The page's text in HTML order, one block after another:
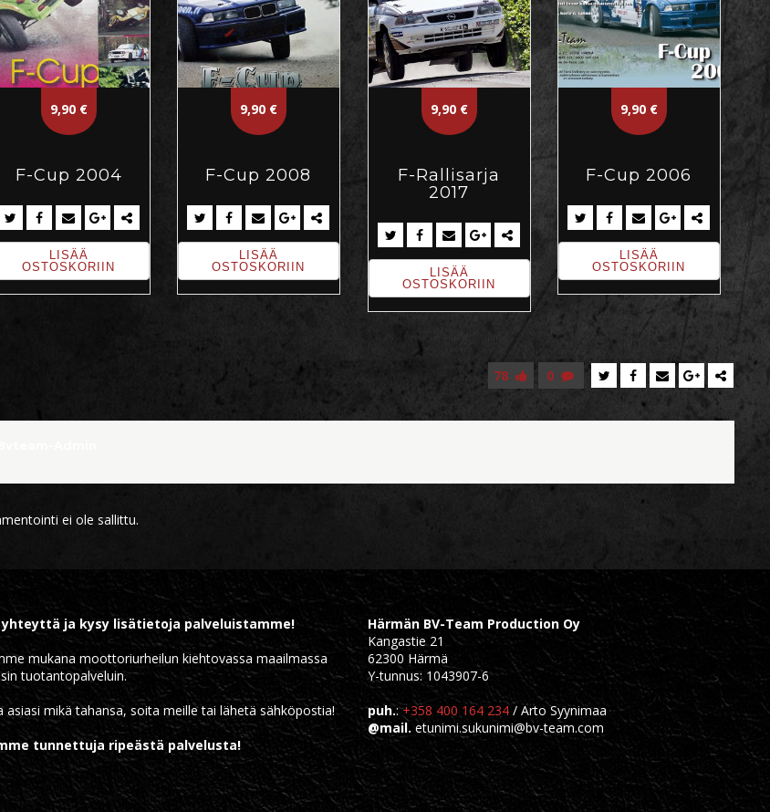
9,90 €
F-Cup 2004
LISÄÄ
OSTOSKORIIN
9,90 €
F-Cup 2008
LISÄÄ
OSTOSKORIIN
9,90 €
F-Rallisarja
2017
LISÄÄ
OSTOSKORIIN
9,90 €
F-Cup 2006
LISÄÄ
OSTOSKORIIN
78 0
ei ole sallittu.
yhteyttä ja kysy lisätietoja palveluistamme!
mukana moottoriurheilun kiehtovassa maailmassa
tuotantopalveluin.
asiasi mikä tahansa, soita meille tai lähetä sähköpostia!
tunnettuja ripeästä palvelusta!
Härmän BV-Team Production Oy
Kangastie 21
62300 Härmä
Y-tunnus: 1043907-6
puh.:+358 400 164 234 / Arto Syynimaa
@mail. etunimi.sukunimi@bv-team.com